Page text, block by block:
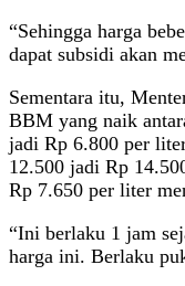
“Sehingga harga
dapat subsidi akan
Sementara itu,
BBM yang naik
jadi Rp 6.800 per
12.500 jadi Rp
Rp 7.650 per liter
“Ini berlaku 1 jam
harga ini. Berlaku